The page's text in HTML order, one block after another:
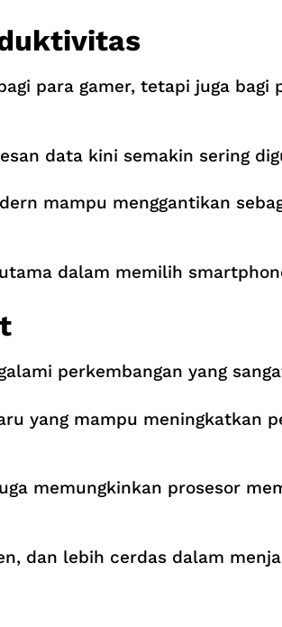
para gamer, tetapi juga bagi
data kini semakin sering
mampu menggantikan
dalam memilih
perkembangan yang
yang mampu meningkatkan
memungkinkan prosesor
dan lebih cerdas dalam